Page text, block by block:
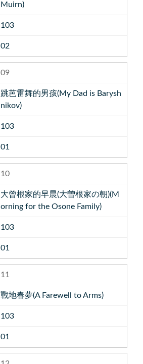
Muirn)
103
02
09
跳芭雷舞的男孩(My Dad is Barysh
nikov)
103
01
10
大曾根家的早晨(大曽根家の朝)(M
orning for the Osone Family)
103
01
11
戰地春夢(A Farewell to Arms)
103
01